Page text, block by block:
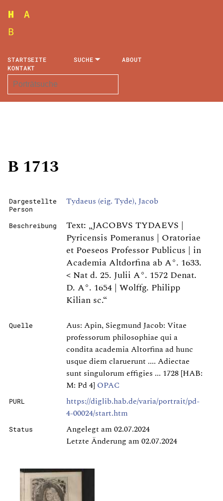
STARTSEITE SUCHE
ABOUT
KONTAKT
B 1713
Dargestellte
Person
Tydaeus (eig. Tyde), Jacob
Beschreibung
Text: „JACOBVS TYDAEVS |
Pyricensis Pomeranus | Oratoriae
et Poeseos Professor Publicus | in
Academia Altdorfina ab A°. 1633.
< Nat d. 25. Julii A°. 1572 Denat.
D. A°. 1654 | Wolffg. Philipp
Kilian sc.“
Quelle
Aus: Apin, Siegmund Jacob: Vitae
professorum philosophiae qui a
condita academia Altorfina ad hunc
usque diem claruerunt .... Adiectae
sunt singulorum effigies ... 1728 [HAB:
M: Pd 4] OPAC
PURL
https://diglib.hab.de/varia/portrait/pd-
4-00024/start.htm
Status
Angelegt am 02.07.2024
Letzte Änderung am 02.07.2024